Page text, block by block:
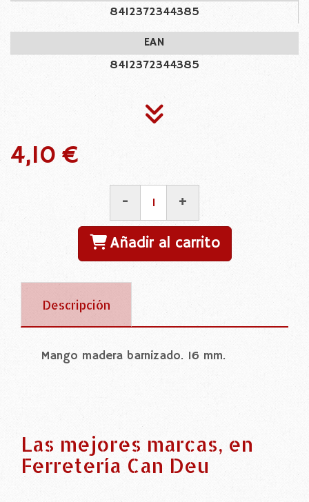
8412372344385
EAN
8412372344385
4,10 €
- +
Añadir al carrito
Descripción
Mango madera barnizado. 16 mm.
Las mejores marcas, en
Ferretería Can Deu